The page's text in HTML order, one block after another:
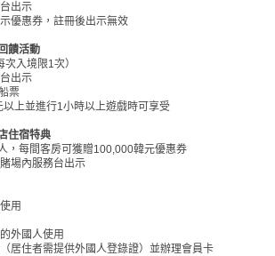
出示
優惠券，註冊後出示無效
饋活動
入境限1次）
出示
票
上並進行1小時以上遊戲時可享受
住宿特典
，每間客房可獲贈100,000韓元優惠券
場內服務台出示
用
外國人使用
居住者需提供外國人登錄證）並辦理會員卡